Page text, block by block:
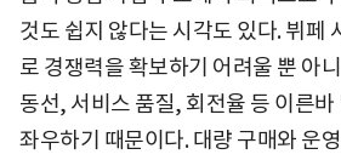
것도 쉽지 않다는 시각도 있다. 뷔페
로 경쟁력을 확보하기 어려울 뿐 아
동선, 서비스 품질, 회전율 등 이른
좌우하기 때문이다. 대량 구매와 운